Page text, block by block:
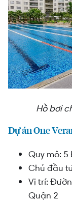
Hồ bơi
Dự án One
Quy mô:
Chủ đầu
Vị trí:
Quận 2